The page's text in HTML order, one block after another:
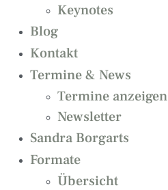
Keynotes
Blog
Kontakt
Termine & News
Termine anzeigen
Newsletter
Sandra Borgarts
Formate
Übersicht